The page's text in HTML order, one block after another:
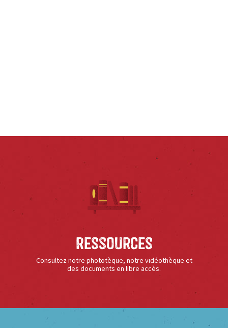
Ressources
Consultez notre phototèque, notre vidéothèque et
des documents en libre accès.